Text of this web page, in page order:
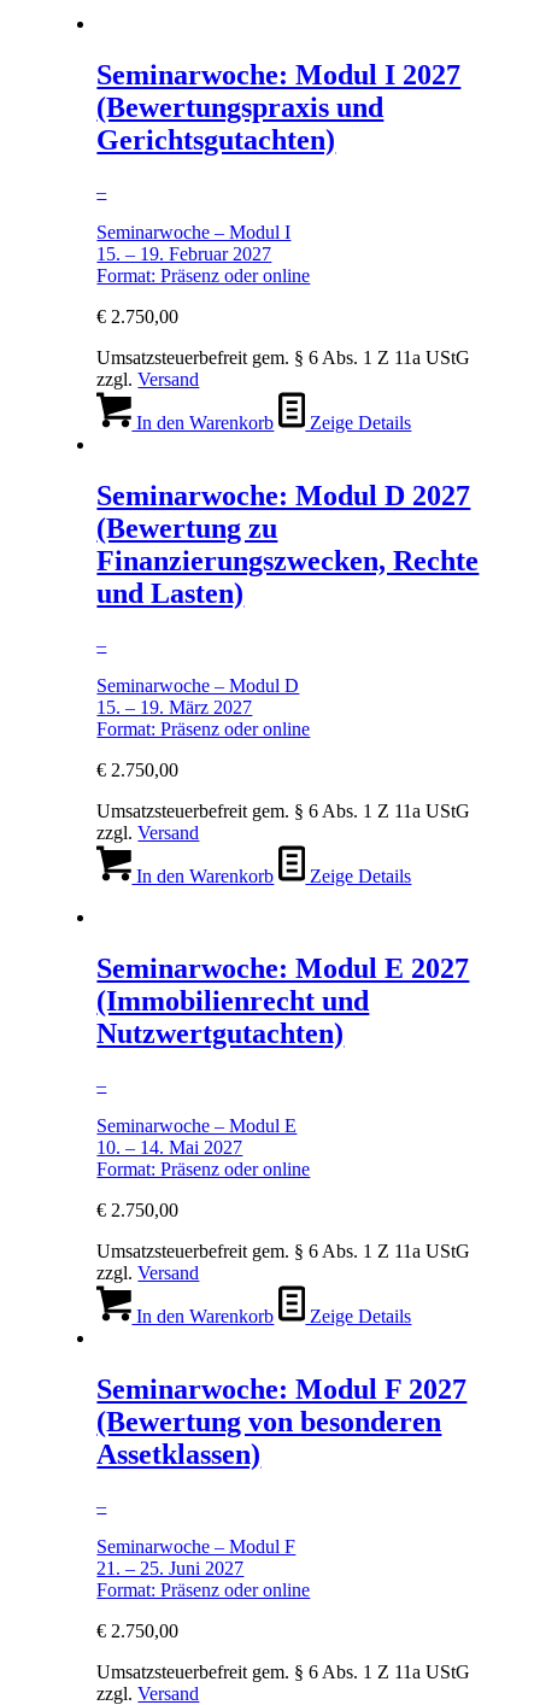
Seminarwoche: Modul I 2027
(Bewertungspraxis und
Gerichtsgutachten)
–
Seminarwoche – Modul I
15. – 19. Februar 2027
Format: Präsenz oder online
€ 2.750,00
Umsatzsteuerbefreit gem. § 6 Abs. 1 Z 11a UStG
zzgl.Versand
In den Warenkorb Zeige Details
Seminarwoche: Modul D 2027
(Bewertung zu
Finanzierungszwecken, Rechte
und Lasten)
–
Seminarwoche – Modul D
15. – 19. März 2027
Format: Präsenz oder online
€ 2.750,00
Umsatzsteuerbefreit gem. § 6 Abs. 1 Z 11a UStG
zzgl.Versand
In den Warenkorb Zeige Details
Seminarwoche: Modul E 2027
(Immobilienrecht und
Nutzwertgutachten)
–
Seminarwoche – Modul E
10. – 14. Mai 2027
Format: Präsenz oder online
€ 2.750,00
Umsatzsteuerbefreit gem. § 6 Abs. 1 Z 11a UStG
zzgl.Versand
In den Warenkorb Zeige Details
Seminarwoche: Modul F 2027
(Bewertung von besonderen
Assetklassen)
–
Seminarwoche – Modul F
21. – 25. Juni 2027
Format: Präsenz oder online
€ 2.750,00
Umsatzsteuerbefreit gem. § 6 Abs. 1 Z 11a UStG
zzgl.Versand